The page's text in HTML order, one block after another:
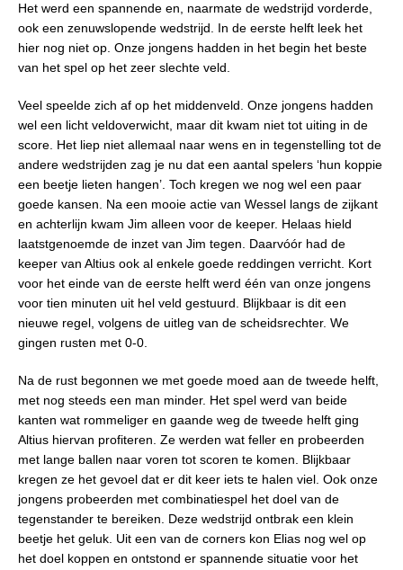
Het werd een spannende en, naarmate de wedstrijd vorderde,
ook een zenuwslopende wedstrijd. In de eerste helft leek het
hier nog niet op. Onze jongens hadden in het begin het beste
van het spel op het zeer slechte veld.
Veel speelde zich af op het middenveld. Onze jongens hadden
wel een licht veldoverwicht, maar dit kwam niet tot uiting in de
score. Het liep niet allemaal naar wens en in tegenstelling tot de
andere wedstrijden zag je nu dat een aantal spelers ‘hun koppie
een beetje lieten hangen’. Toch kregen we nog wel een paar
goede kansen. Na een mooie actie van Wessel langs de zijkant
en achterlijn kwam Jim alleen voor de keeper. Helaas hield
laatstgenoemde de inzet van Jim tegen. Daarvóór had de
keeper van Altius ook al enkele goede reddingen verricht. Kort
voor het einde van de eerste helft werd één van onze jongens
voor tien minuten uit hel veld gestuurd. Blijkbaar is dit een
nieuwe regel, volgens de uitleg van de scheidsrechter. We
gingen rusten met 0-0.
Na de rust begonnen we met goede moed aan de tweede helft,
met nog steeds een man minder. Het spel werd van beide
kanten wat rommeliger en gaande weg de tweede helft ging
Altius hiervan profiteren. Ze werden wat feller en probeerden
met lange ballen naar voren tot scoren te komen. Blijkbaar
kregen ze het gevoel dat er dit keer iets te halen viel. Ook onze
jongens probeerden met combinatiespel het doel van de
tegenstander te bereiken. Deze wedstrijd ontbrak een klein
beetje het geluk. Uit een van de corners kon Elias nog wel op
het doel koppen en ontstond er spannende situatie voor het